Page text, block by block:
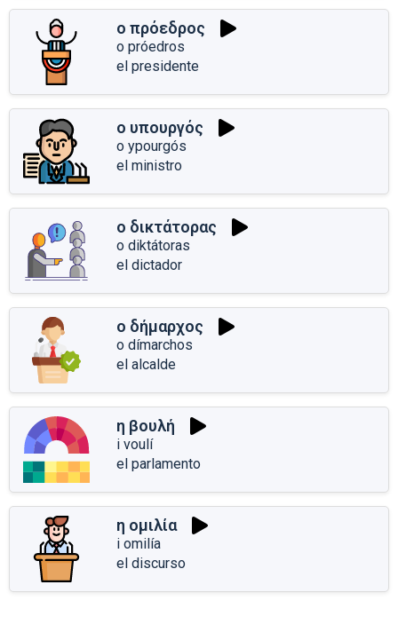
ο πρόεδρος
o próedros
el presidente
ο υπουργός
o ypourgós
el ministro
ο δικτάτορας
o diktátoras
el dictador
ο δήμαρχος
o dímarchos
el alcalde
η βουλή
i voulí
el parlamento
η ομιλία
i omilía
el discurso